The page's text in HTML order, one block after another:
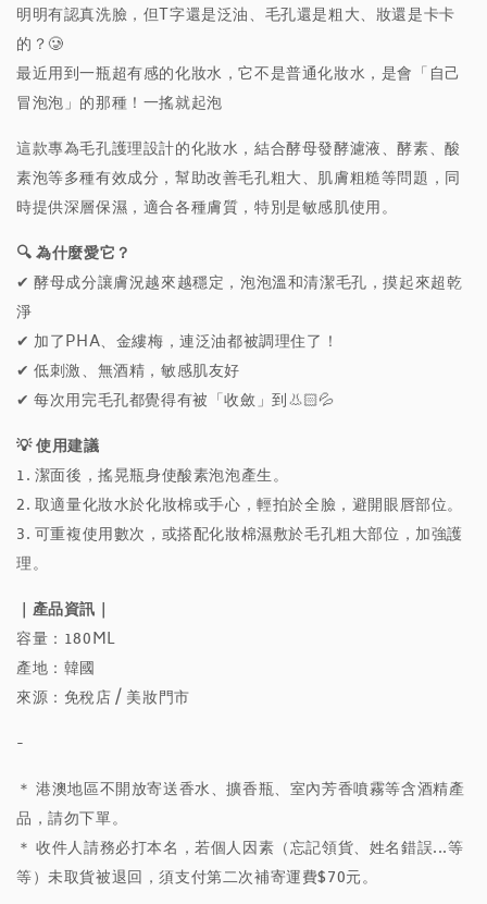
明明有認真洗臉，但T字還是泛油、毛孔還是粗大、妝還是卡卡
的？🥲
最近用到一瓶超有感的化妝水，它不是普通化妝水，是會「自己
冒泡泡」的那種！一搖就起泡
這款專為毛孔護理設計的化妝水，結合酵母發酵濾液、酵素、酸
素泡等多種有效成分，幫助改善毛孔粗大、肌膚粗糙等問題，同
時提供深層保濕，適合各種膚質，特別是敏感肌使用。
🔍 為什麼愛它？
✔ 酵母成分讓膚況越來越穩定，泡泡溫和清潔毛孔，摸起來超乾
淨
✔ 加了PHA、金縷梅，連泛油都被調理住了！
✔ 低刺激、無酒精，敏感肌友好
✔ 每次用完毛孔都覺得有被「收斂」到👃🏻💦
💡 使用建議
1. 潔面後，搖晃瓶身使酸素泡泡產生。
2. 取適量化妝水於化妝棉或手心，輕拍於全臉，避開眼唇部位。
3. 可重複使用數次，或搭配化妝棉濕敷於毛孔粗大部位，加強護
理。
｜產品資訊｜
容量：180ML
產地：韓國
來源：免稅店 / 美妝門市
-
＊ 港澳地區不開放寄送香水、擴香瓶、室內芳香噴霧等含酒精產
品，請勿下單。
＊ 收件人請務必打本名，若個人因素（忘記領貨、姓名錯誤...等
等）未取貨被退回，須支付第二次補寄運費$70元。